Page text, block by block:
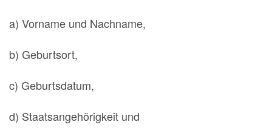
a) Vorname und Nachname,
b) Geburtsort,
c) Geburtsdatum,
d) Staatsangehörigkeit und